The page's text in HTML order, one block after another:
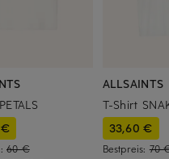
60 €
ALLSAINTS
T-Shirt
33,60 €
Bestpreis: 70